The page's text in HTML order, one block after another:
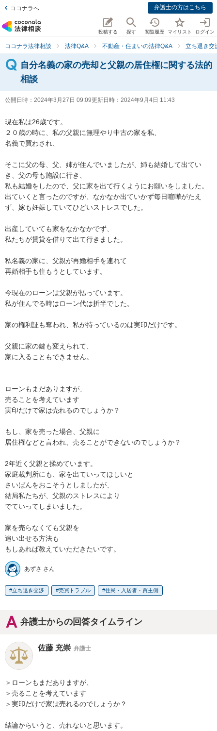
ココナラへ 弁護士の方はこちら
投稿する 探す 閲覧履歴 マイリスト ログイン
ココナラ法律相談 法律Q&A 不動産・住まいの法律Q&A 立ち退き交
自分名義の家の売却と父親の居住権に関する法的
相談
公開日時： 2024年3月27日 09:09更新日時： 2024年9月4日 11:43
現在私は26歳です。
２０歳の時に、私の父親に無理やり中古の家を私、
名義で買わされ、
そこに父の母、父、姉が住んでいましたが、姉も結婚して出てい
き、父の母も施設に行き、
私も結婚をしたので、父に家を出て行くようにお願いをしました。
出ていくと言ったのですが、なかなか出ていかず毎日喧嘩がたえ
ず、嫁も妊娠していてひどいストレスでした。
出産していても家をなかなかでず、
私たちが賃貸を借りて出て行きました。
私名義の家に、父親が再婚相手を連れて
再婚相手も住もうとしています。
今現在のローンは父親が払っています。
私が住んでる時はローン代は折半でした。
家の権利証も奪われ、私が持っているのは実印だけです。
父親に家の鍵も変えられて、
家に入ることもできません。
ローンもまだありますが、
売ることを考えています
実印だけで家は売れるのでしょうか？
もし、家を売った場合、父親に
居住権などと言われ、売ることができないのでしょうか？
2年近く父親と揉めています。
家庭裁判所にも、家を出ていってほしいと
さいばんをおこそうとしましたが、
結局私たちが、父親のストレスにより
でていってしまいました。
家を売らなくても父親を
追い出せる方法も
もしあれば教えていただきたいです。
あずさ さん
立ち退き交渉 売買トラブル 住民・入居者・買主側
弁護士からの回答タイムライン
佐藤 充崇 弁護士
＞ローンもまだありますが、
＞売ることを考えています
＞実印だけで家は売れるのでしょうか？
結論からいうと、売れないと思います。